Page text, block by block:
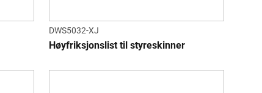
DWS5032-XJ
Høyfriksjonslist til styreskinner